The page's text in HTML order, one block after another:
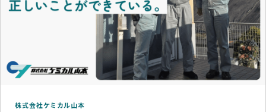
株式会社ケミカル山本